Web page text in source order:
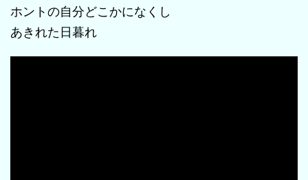
ホントの自分どこかになくし
あきれた日暮れ